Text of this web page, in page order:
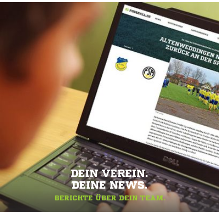
DEIN VEREIN.
DEINE NEWS.
BERICHTE ÜBER DEIN TEAM.